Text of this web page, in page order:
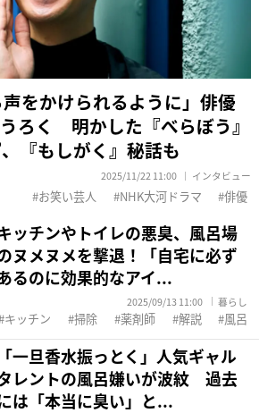
声をかけられるように」俳優
ろく 明かした『べらぼう』
『もしがく』秘話も
2025/11/22 11:00 インタビュー
お笑い芸人 NHK大河ドラマ 俳優
ッチンやトイレの悪臭、風呂場
ヌメヌメを撃退！「自宅に必ず
るのに効果的なアイ...
2025/09/13 11:00 暮らし
キッチン 掃除 薬剤師 解説 風呂
「一旦香水振っとく」人気ギャル
レントの風呂嫌いが波紋 過去
は「本当に臭い」と...